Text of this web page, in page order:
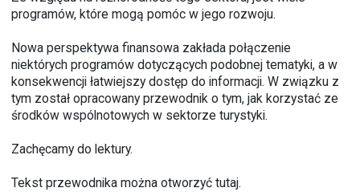
programów, które mogą pomóc w jego rozwoju.
Nowa perspektywa finansowa zakłada połączenie
niektórych programów dotyczących podobnej tematyki, a w
konsekwencji łatwiejszy dostęp do informacji. W związku z
tym został opracowany przewodnik o tym, jak korzystać ze
środków wspólnotowych w sektorze turystyki.
Zachęcamy do lektury.
Tekst przewodnika można otworzyć tutaj.